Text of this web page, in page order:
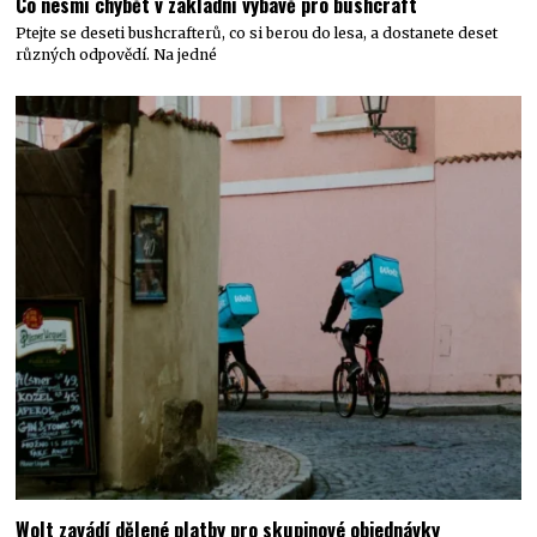
Ptejte se deseti bushcrafterů, co si berou do lesa, a dostanete deset
různých odpovědí. Na jedné
Wolt zavádí dělené platby pro skupinové objednávky